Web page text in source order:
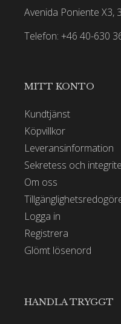
Avenida Poniente X3,
Telefon: +46 40-630
MITT KONTO
Kundtjänst
Köpvillkor
Leveransinformation
Sekretess och
Om oss
Logga in
Registrera
Glömt lösenord
HANDLA TRYGGT